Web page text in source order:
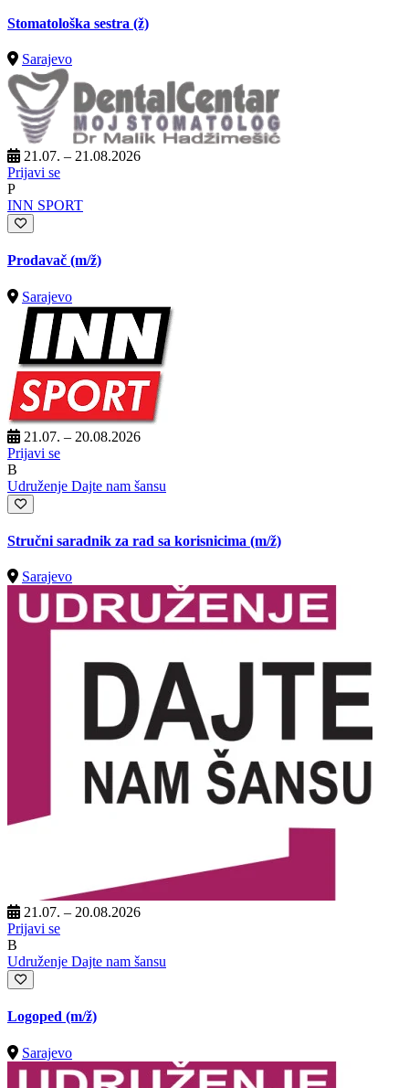
Stomatološka sestra (ž)
Sarajevo
21.07. – 21.08.2026
Prijavi se
P
INN SPORT
Prodavač (m/ž)
Sarajevo
21.07. – 20.08.2026
Prijavi se
B
Udruženje Dajte nam šansu
Stručni saradnik za rad sa korisnicima (m/ž)
Sarajevo
21.07. – 20.08.2026
Prijavi se
B
Udruženje Dajte nam šansu
Logoped (m/ž)
Sarajevo